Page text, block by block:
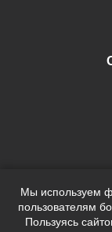
Мы используем
пользователям
Пользуясь